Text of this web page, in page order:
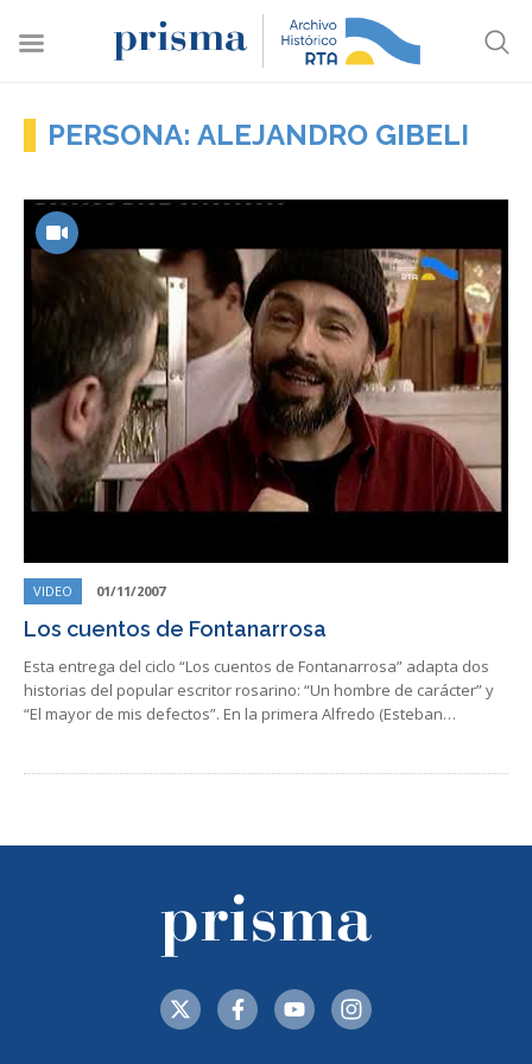
PERSONA: ALEJANDRO GIBELI
VIDEO 01/11/2007
Los cuentos de Fontanarrosa
Esta entrega del ciclo “Los cuentos de Fontanarrosa” adapta dos
historias del popular escritor rosarino: “Un hombre de carácter” y
“El mayor de mis defectos”. En la primera Alfredo (Esteban…